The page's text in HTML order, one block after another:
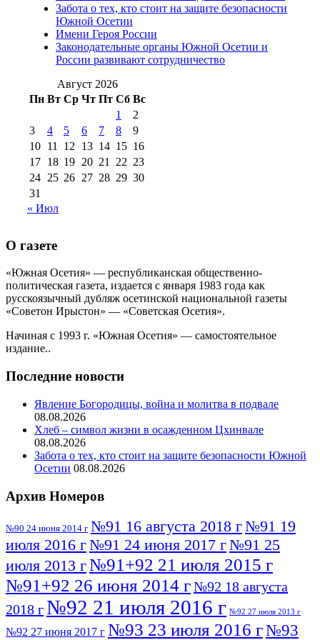
августа 2016 г(10)№98 5 июля 2014 г(10)
№98 8 августа 2013 г
августа 2012 г(14) №98+99 11 июля
2017 г(9)
№99 4 августа
2016 г(12) №99 8 июля 2014 г
августа 2012 г(11)
августа 2013 г
(12)
Забота о тех, кто стоит на защите безопасности
Южной Осетии
Имени Героя России
Законодательные органы Южной Осетии и
России развивают сотрудничество
Август 2026
Пн Вт Ср Чт Пт Сб Вс
1
2
3
4 5 6 7 8
9
10 11 12 13 14 15 16
17 18 19 20 21 22 23
24 25 26 27 28 29 30
31
« Июл
О газете
«Южная Осетия» — республиканская общественно-
политическая газета, издается с января 1983 года как
русскоязычный дубляж осетинской национальной газеты
«Советон Ирыстон» — «Советская Осетия».
Начиная с 1993 г. «Южная Осетия» — самостоятельное
издание..
Последние новости
Явление Богородицы, война и молитва в подвале
08.08.2026
Хлеб – символ жизни в осажденном Цхинвале
08.08.2026
Забота о тех, кто стоит на защите безопасности Южной
Осетии 08.08.2026
Архив Номеров
№90 24 июня 2014 г №91 16 августа 2018 г№91 19
июля 2016 г№91 24 июня 2017 г№91 25
июля 2013 г№91+92 21 июля 2015 г
№91+92 26 июня 2014 г№92 18 августа
2018 г№92 21 июля 2016 г №92 27 июля 2013 г
№92 27 июня 2017 г №93 23 июля 2016 г№93